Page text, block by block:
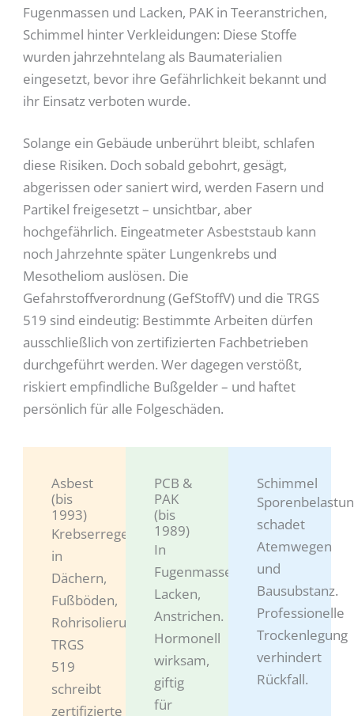
Fugenmassen und Lacken, PAK in Teeranstrichen,
Schimmel hinter Verkleidungen: Diese Stoffe
wurden jahrzehntelang als Baumaterialien
eingesetzt, bevor ihre Gefährlichkeit bekannt und
ihr Einsatz verboten wurde.
Solange ein Gebäude unberührt bleibt, schlafen
diese Risiken. Doch sobald gebohrt, gesägt,
abgerissen oder saniert wird, werden Fasern und
Partikel freigesetzt – unsichtbar, aber
hochgefährlich. Eingeatmeter Asbeststaub kann
noch Jahrzehnte später Lungenkrebs und
Mesotheliom auslösen. Die
Gefahrstoffverordnung (GefStoffV) und die TRGS
519 sind eindeutig: Bestimmte Arbeiten dürfen
ausschließlich von zertifizierten Fachbetrieben
durchgeführt werden. Wer dagegen verstößt,
riskiert empfindliche Bußgelder – und haftet
persönlich für alle Folgeschäden.
Asbest
(bis
1993)
Krebserregend,
in
Dächern,
Fußböden,
Rohrisolierungen.
TRGS
519
schreibt
zertifizierte
PCB &
PAK
(bis
1989)
In
Fugenmassen,
Lacken,
Anstrichen.
Hormonell
wirksam,
giftig
für
Schimmel
schadet
Atemwegen
und
Bausubstanz.
Professionelle
Trockenlegung
verhindert
Rückfall.